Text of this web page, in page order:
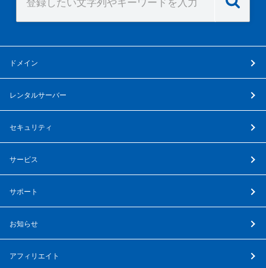
ドメイン
レンタルサーバー
セキュリティ
サービス
サポート
お知らせ
アフィリエイト